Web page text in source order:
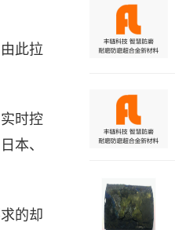
此拉
时控
本、
的却